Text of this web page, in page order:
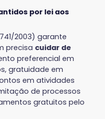
por lei aos
2003) garante
precisa cuidar de
preferencial em
gratuidade em
em atividades
de processos
gratuitos pelo